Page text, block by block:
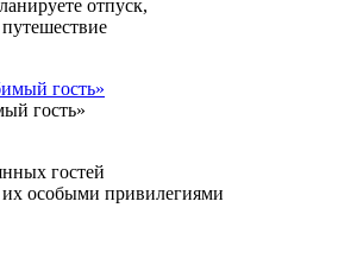
отпуск,
гость»
гостей
особыми привилегиями